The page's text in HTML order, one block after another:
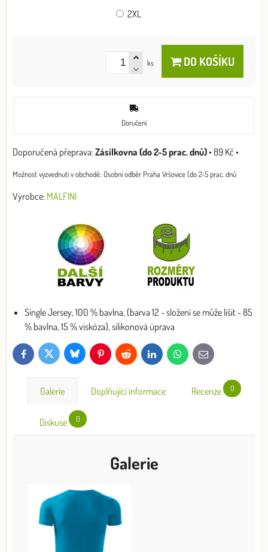
2XL
ks DO KOŠÍKU
Doručení
Zásilkovna (do 2-5 prac. dnů)•89 Kč •
Osobní odběr Praha Vršovice (do 2-5 prac. dnů
Výrobce: MALFINI
Single Jersey, 100 % bavlna, (barva 12 - složení se může lišit - 85
% bavlna, 15 % viskóza), silikonová úprava
FacebookTwitter Bluesky PinterestReddit LinkedInWhatsApp
E-
mail
Galerie Doplňující informace Recenze 0
Diskuse 0
Galerie